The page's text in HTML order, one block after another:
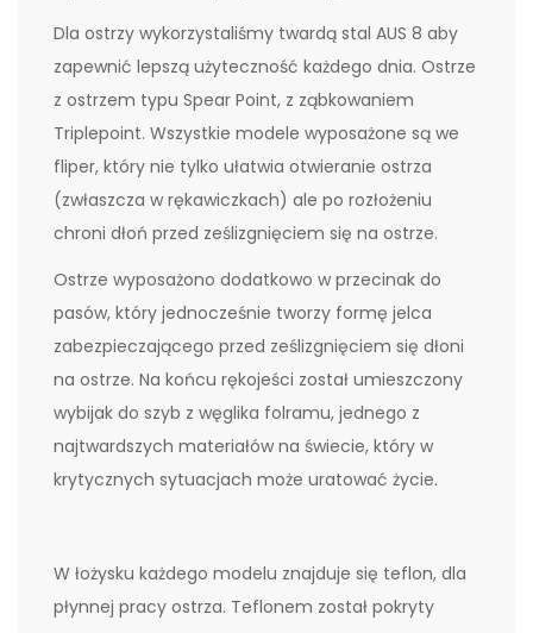
Dla ostrzy wykorzystaliśmy twardą stal AUS 8 aby
zapewnić lepszą użyteczność każdego dnia. Ostrze
z ostrzem typu Spear Point, z ząbkowaniem
Triplepoint. Wszystkie modele wyposażone są we
fliper, który nie tylko ułatwia otwieranie ostrza
(zwłaszcza w rękawiczkach) ale po rozłożeniu
chroni dłoń przed ześlizgnięciem się na ostrze.
Ostrze wyposażono dodatkowo w przecinak do
pasów, który jednocześnie tworzy formę jelca
zabezpieczającego przed ześlizgnięciem się dłoni
na ostrze. Na końcu rękojeści został umieszczony
wybijak do szyb z węglika folramu, jednego z
najtwardszych materiałów na świecie, który w
krytycznych sytuacjach może uratować życie.
W łożysku każdego modelu znajduje się teflon, dla
płynnej pracy ostrza. Teflonem został pokryty